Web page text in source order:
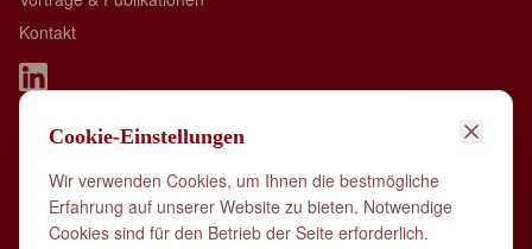
Cookie-Einstellungen
Wir verwenden Cookies, um Ihnen die bestmögliche
Erfahrung auf unserer Website zu bieten. Notwendige
Cookies sind für den Betrieb der Seite erforderlich.
Kontakt
Spall Identity is member of: